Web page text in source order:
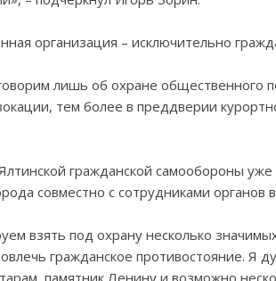
организация – исключительно
лишь об охране общественного
тем более в преддверии
гражданской самообороны
совместно с сотрудниками органов
взять под охрану несколько
гражданское противостояние. Я